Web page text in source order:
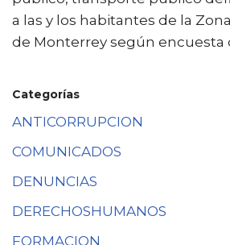
a las y los habitantes de la
de Monterrey según encuesta
Categorías
ANTICORRUPCION
COMUNICADOS
DENUNCIAS
DERECHOSHUMANOS
FORMACION